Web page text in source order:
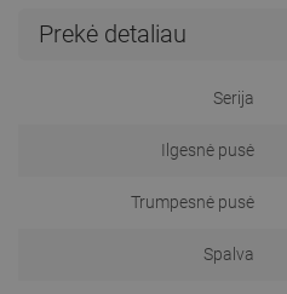
Prekė detaliau
Serija
Ilgesnė pusė
Trumpesnė pusė
Spalva